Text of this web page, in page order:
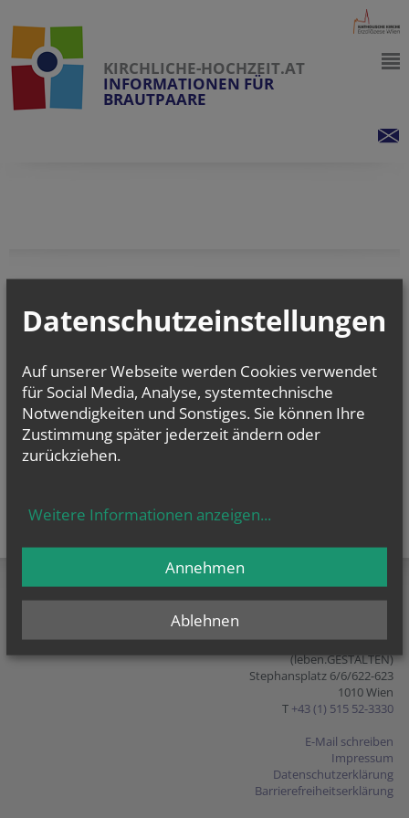
KIRCHLICHE-HOCHZEIT.AT
INFORMATIONEN FÜR
BRAUTPAARE
teilen tweet pin it
Bildung in Beziehungen, Ehen
und Familien
(leben.GESTALTEN)
Stephansplatz 6/6/622-623
1010 Wien
T +43 (1) 515 52-3330
E-Mail schreiben
Impressum
Datenschutzerklärung
Barrierefreiheitserklärung
Datenschutzeinstellungen
Auf unserer Webseite werden Cookies verwendet
für Social Media, Analyse, systemtechnische
Notwendigkeiten und Sonstiges. Sie können Ihre
Zustimmung später jederzeit ändern oder
zurückziehen.
Weitere Informationen anzeigen...
Ablehnen
Annehmen